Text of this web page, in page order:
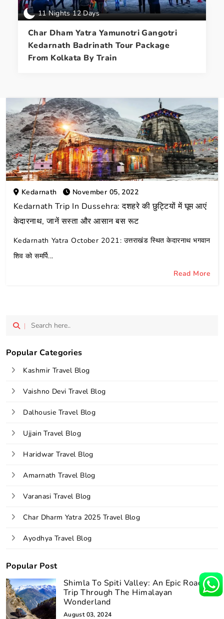
11 Nights 12 Days
Char Dham Yatra Yamunotri Gangotri
Kedarnath Badrinath Tour Package
From Kolkata By Train
Kedarnath November 05, 2022
Kedarnath Trip In Dussehra: दशहरे की छुट्टियों में घूम आएं
केदारनाथ, जानें सस्ता और आसान बस रूट
Kedarnath Yatra October 2021: उत्तराखंड स्थित केदारनाथ भगवान
शिव को समर्पि...
Read More
Popular Categories
Kashmir Travel Blog
Vaishno Devi Travel Blog
Dalhousie Travel Blog
Ujjain Travel Blog
Haridwar Travel Blog
Amarnath Travel Blog
Varanasi Travel Blog
Char Dharm Yatra 2025 Travel Blog
Ayodhya Travel Blog
Popular Post
Shimla To Spiti Valley: An Epic Road
Trip Through The Himalayan
Wonderland
August 03, 2024